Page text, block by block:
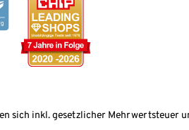
sich inkl. gesetzlicher Mehrwertsteuer